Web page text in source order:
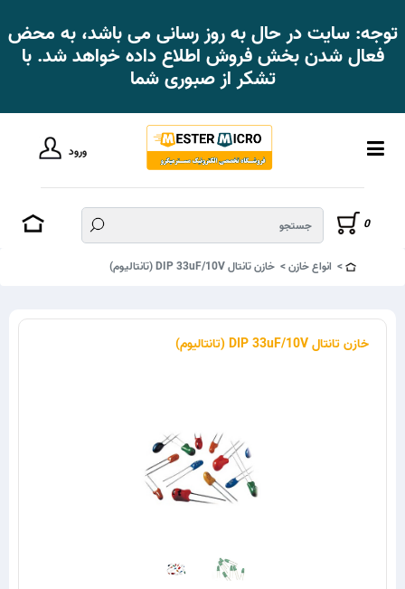
توجه: سایت در حال به روز رسانی می باشد، به محض
فعال شدن بخش فروش اطلاع داده خواهد شد. با
تشکر از صبوری شما
ورود
0
انواع خازن خازن تانتال DIP 33uF/10V (تانتالیوم)
خازن تانتال DIP 33uF/10V (تانتالیوم)